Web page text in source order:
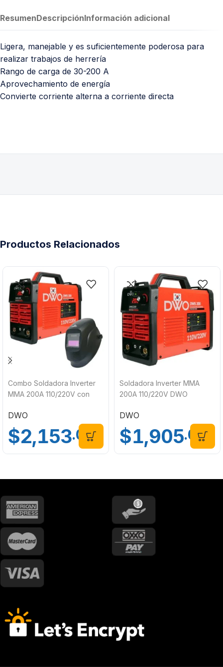
ResumenDescripciónInformación adicional
Ligera, manejable y es suficientemente poderosa para
realizar trabajos de herrería
Rango de carga de 30-200 A
Aprovechamiento de energía
Convierte corriente alterna a corriente directa
Productos Relacionados
Combo Soldadora Inverter
MMA 200A 110/220V con
DWO
$2,153.00
Soldadora Inverter MMA
200A 110/220V DWO
DWO
$1,905.00